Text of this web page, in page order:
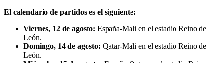
El calendario de partidos es el siguiente:
Viernes, 12 de agosto: España-Mali en el estadio Reino de
León.
Domingo, 14 de agosto: Qatar-Mali en el estadio Reino de
León.